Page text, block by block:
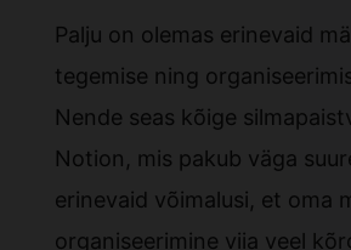
Palju on olemas erinevaid
tegemise ning
Nende seas kõige
Notion, mis pakub väga
erinevaid võimalusi, et oma
organiseerimine viia veel